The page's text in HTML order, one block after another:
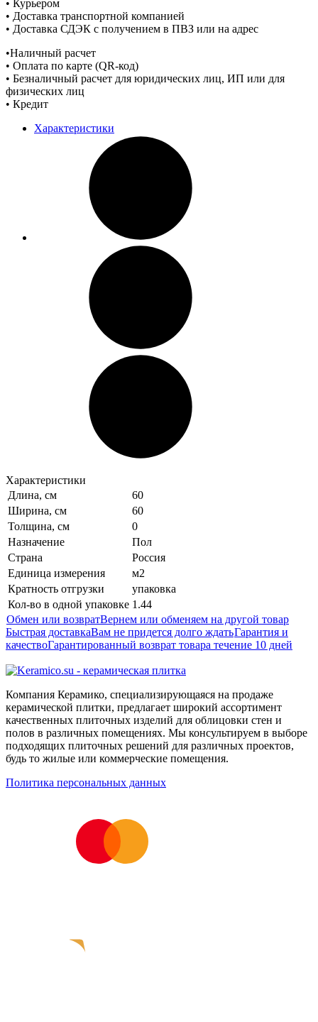
• Курьером
• Доставка транспортной компанией
• Доставка СДЭК с получением в ПВЗ или на адрес
•Наличный расчет
• Оплата по карте (QR-код)
• Безналичный расчет для юридических лиц, ИП или для
физических лиц
• Кредит
Характеристики
Характеристики
Длина, см
60
Ширина, см
60
Толщина, см
0
Назначение
Пол
Страна
Россия
Единица измерения
м2
Кратность отгрузки
упаковка
Кол-во в одной упаковке 1.44
Обмен или возвратВернем или обменяем на другой товар
Быстрая доставкаВам не придется долго ждатьГарантия и
качествоГарантированный возврат товара течение 10 дней
Компания Керамико, специализирующаяся на продаже
керамической плитки, предлагает широкий ассортимент
качественных плиточных изделий для облицовки стен и
полов в различных помещениях. Мы консультируем в выборе
подходящих плиточных решений для различных проектов,
будь то жилые или коммерческие помещения.
Политика персональных данных